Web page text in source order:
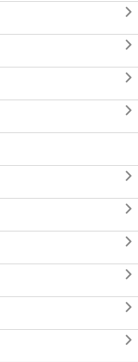









